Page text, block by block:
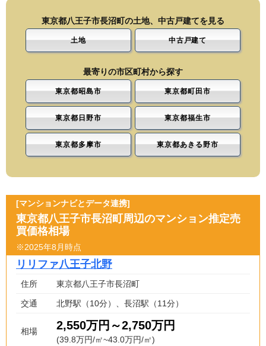
東京都八王子市長沼町の土地、中古戸建てを見る
土地 中古戸建て
最寄りの市区町村から探す
東京都昭島市 東京都町田市
東京都日野市 東京都福生市
東京都多摩市 東京都あきる野市
[マンションナビとデータ連携]
東京都八王子市長沼町周辺のマンション推定売
買価格相場
※2025年8月時点
リリファ八王子北野
住所 東京都八王子市長沼町
交通 北野駅（10分）、長沼駅（11分）
相場 2,550万円～2,750万円
(39.8万円/㎡~43.0万円/㎡)